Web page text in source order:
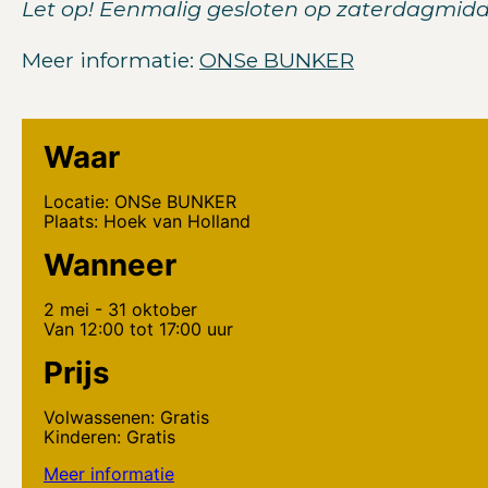
Let op! Eenmalig gesloten op
Meer informatie: ONSe BUNKER
Waar
Locatie: ONSe BUNKER
Plaats: Hoek van Holland
Wanneer
2 mei - 31 oktober
Van 12:00 tot 17:00 uur
Prijs
Volwassenen: Gratis
Kinderen: Gratis
Meer informatie